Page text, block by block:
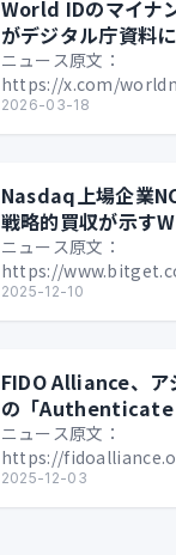
World IDのマイナ
がデジタル庁資料
ニュース原文：
https://x.com/
2026-03-18
Nasdaq上場企業
戦略的買収が示す
認の未来
ニュース原文：
https://
Web3時代の本人確認
2025-12-10
FIDO Alliance、ア
の「
をシンガポールで開
ニュース原文：
https://
announces-first-
2025-12-03